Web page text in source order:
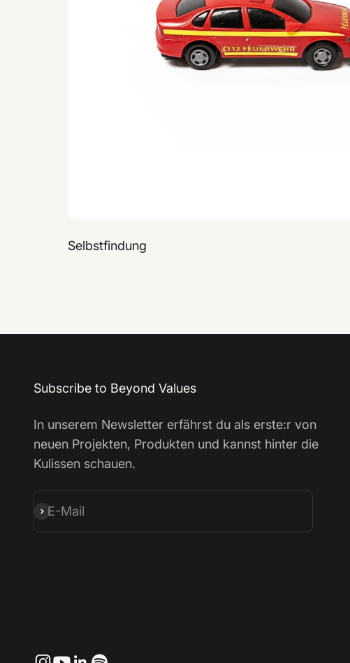
Selbstfindung
Subscribe to Beyond Values
In unserem Newsletter erfährst du als erste:r von
neuen Projekten, Produkten und kannst hinter die
Kulissen schauen.
E-Mail
Abonnieren